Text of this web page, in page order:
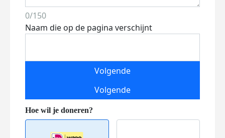
0/150
Naam die op de pagina verschijnt
Volgende
Volgende